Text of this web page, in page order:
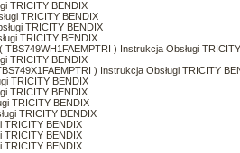
TRICITY BENDIX
TRICITY BENDIX
TRICITY BENDIX
TRICITY BENDIX
TBS749WH1FAEMPTRI ) Instrukcja Obsługi
TRICITY BENDIX
) Instrukcja Obsługi TRICITY
TRICITY BENDIX
TRICITY BENDIX
TRICITY BENDIX
TRICITY BENDIX
TRICITY BENDIX
TRICITY BENDIX
TRICITY BENDIX